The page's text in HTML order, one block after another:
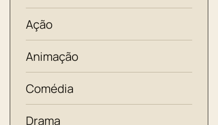
Ação
Animação
Comédia
Drama